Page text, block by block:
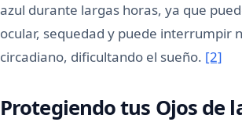
azul durante largas horas, ya que
ocular, sequedad y puede interrumpir
circadiano, dificultando el sueño. [2]
Protegiendo tus Ojos de